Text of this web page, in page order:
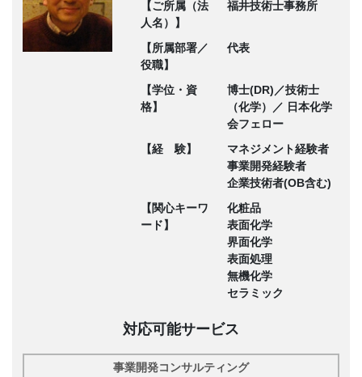
【ご所属（法
人名）】
福井技術士事務所
【所属部署／
役職】
代表
【学位・資
格】
博士(DR)／技術士
（化学）／ 日本化学
会フェロー
【経 験】
マネジメント経験者
事業開発経験者
企業技術者(OB含む)
【関心キーワ
ード】
化粧品
表面化学
界面化学
表面処理
無機化学
セラミック
対応可能サービス
事業開発コンサルティング